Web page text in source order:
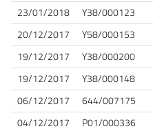
23/01/2018
Y38/000123
20/12/2017
Y58/000153
19/12/2017
Y38/000200
19/12/2017
Y38/000148
06/12/2017
644/007175
04/12/2017
P01/000336